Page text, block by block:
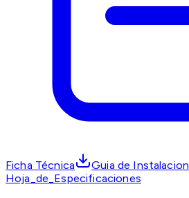
Ficha Técnica
Guia de Instalacion
Hoja_de_Especificaciones